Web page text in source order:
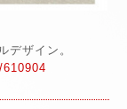
デザイン。